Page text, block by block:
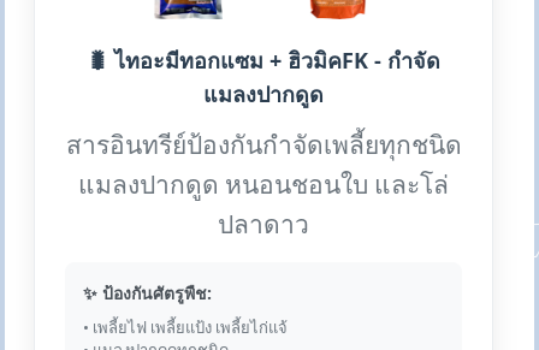
🐛 ไทอะมีทอกแซม + ฮิวมิคFK - กำจัด
แมลงปากดูด
สารอินทรีย์ป้องกันกำจัดเพลี้ยทุกชนิด
แมลงปากดูด หนอนชอนใบ และโล่
ปลาดาว
✨ ป้องกันศัตรูพืช:
• เพลี้ยไฟ เพลี้ยแป้ง เพลี้ยไก่แจ้